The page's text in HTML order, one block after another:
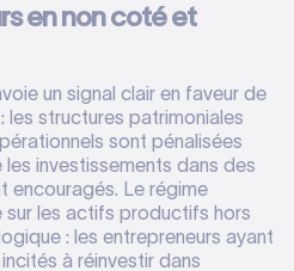
en non coté et
un signal clair en faveur de
structures patrimoniales
sont pénalisées
investissements dans des
encouragés. Le régime
les actifs productifs hors
: les entrepreneurs ayant
à réinvestir dans